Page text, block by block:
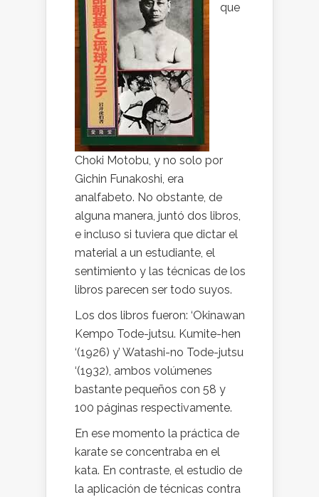
que
Choki Motobu, y no solo por
Gichin Funakoshi, era
analfabeto. No obstante, de
alguna manera, juntó dos libros,
e incluso si tuviera que dictar el
material a un estudiante, el
sentimiento y las técnicas de los
libros parecen ser todo suyos.
Los dos libros fueron: ‘Okinawan
Kempo Tode-jutsu. Kumite-hen
‘(1926) y’ Watashi-no Tode-jutsu
‘(1932), ambos volúmenes
bastante pequeños con 58 y
100 páginas respectivamente.
En ese momento la práctica de
karate se concentraba en el
kata. En contraste, el estudio de
la aplicación de técnicas contra